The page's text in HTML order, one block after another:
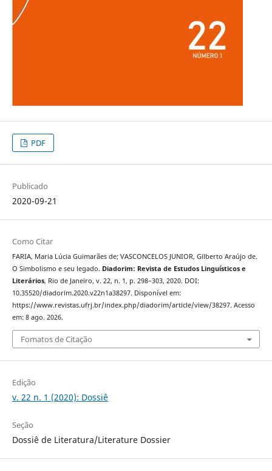
PDF
Publicado
2020-09-21
Como Citar
FARIA, Maria Lúcia Guimarães de; VASCONCELOS JUNIOR, Gilberto Araújo de.
O Simbolismo e seu legado. Diadorim: Revista de Estudos Linguísticos e
Literários, Rio de Janeiro, v. 22, n. 1, p. 298–303, 2020. DOI:
10.35520/diadorim.2020.v22n1a38297. Disponível em:
https://www.revistas.ufrj.br/index.php/diadorim/article/view/38297. Acesso
em: 8 ago. 2026.
Fomatos de Citação
Edição
v. 22 n. 1 (2020): Dossiê
Seção
Dossiê de Literatura/Literature Dossier